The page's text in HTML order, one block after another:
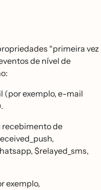
“primeira vez
de nível de
(por exemplo, e-mail
recebimento de
$relayed_sms,
exemplo,